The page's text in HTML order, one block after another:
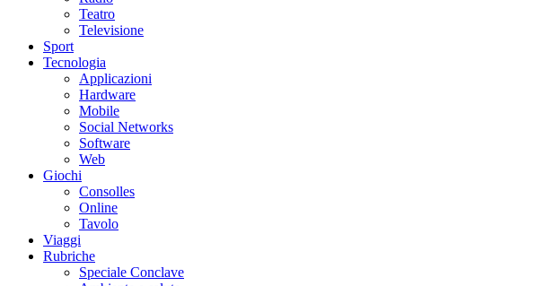
Teatro
Televisione
Sport
Tecnologia
Applicazioni
Hardware
Mobile
Social Networks
Software
Web
Giochi
Consolles
Online
Tavolo
Viaggi
Rubriche
Speciale Conclave